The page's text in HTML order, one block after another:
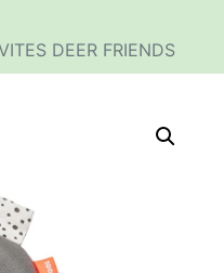
DEER FRIENDS